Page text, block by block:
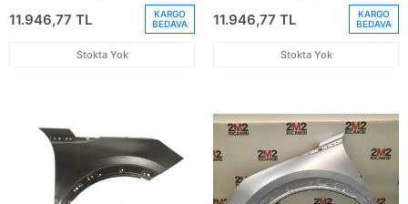
11.946,77 TL
KARGO
BEDAVA
Stokta Yok
11.946,77 TL
KARGO
BEDAVA
Stokta Yok